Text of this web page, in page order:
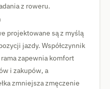
z roweru.
projektowane są z myślą
jazdy. Współczynnik
rama zapewnia komfort
i zakupów, a
zmniejsza zmęczenie